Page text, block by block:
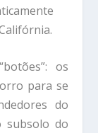
os
para se
do
subsolo do